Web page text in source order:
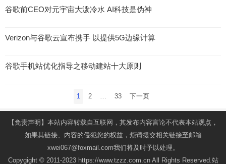
谷歌前CEO对元宇宙大泼冷水 AI科技是伪神
Verizon与谷歌云宣布携手 以提供5G边缘计算
谷歌手机站优化指导之移动建站十大原则
1 2 … 33 下一页
【免责声明】本站内容转载自互联网，其发布内容言论不代表本站观点，
如果其链接、内容的侵犯您的权益，烦请提交相关链接至邮箱
xwei067@foxmail.com我们将及时予以处理。
Copygight © 2011-2023 https://www.tzzz.com.cn All Rights Reserved.站